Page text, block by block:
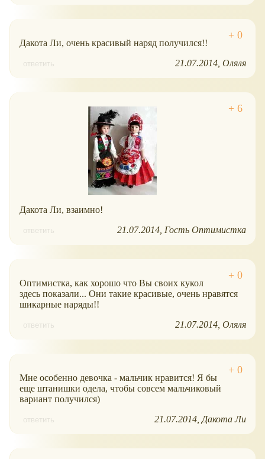
Дакота Ли, очень красивый наряд получился!!
ответить 21.07.2014 Оляля
Дакота Ли, взаимно!
ответить 21.07.2014 Гость Оптимистка
Оптимистка, как хорошо что Вы своих кукол
здесь показали... Они такие красивые, очень нравятся
шикарные наряды!!
ответить 21.07.2014 Оляля
Мне особенно девочка - мальчик нравится! Я бы
еще штанишки одела, чтобы совсем мальчиковый
вариант получился)
ответить 21.07.2014 Дакота Ли